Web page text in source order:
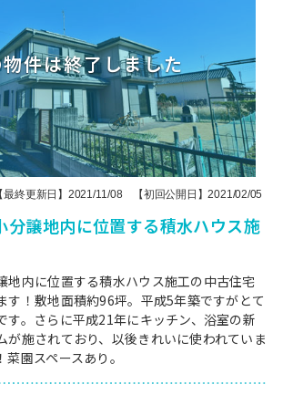
最終更新日】2021/11/08 【初回公開日】2021/02/05
分譲地内に位置する積水ハウス施
内に位置する積水ハウス施工の中古住宅
す！敷地面積約96坪。平成5年築ですがとて
す。さらに平成21年にキッチン、浴室の新
が施されており、以後きれいに使われていま
園スペースあり。